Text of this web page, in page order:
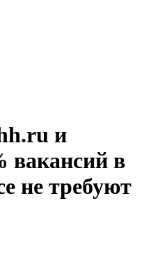
и
вакансий в
не требуют